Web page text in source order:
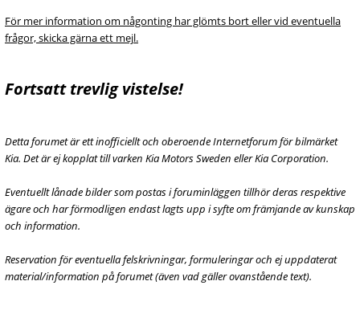
För mer information om någonting har glömts bort eller vid eventuella
frågor, skicka gärna ett mejl.
Fortsatt trevlig vistelse!
Detta forumet är ett inofficiellt och oberoende Internetforum för bilmärket
Kia. Det är ej kopplat till varken Kia Motors Sweden eller Kia Corporation.
Eventuellt lånade bilder som postas i foruminläggen tillhör deras respektive
ägare och har förmodligen endast lagts upp i syfte om främjande av kunskap
och information.
Reservation för eventuella felskrivningar, formuleringar och ej uppdaterat
material/information på forumet (även vad gäller ovanstående text).